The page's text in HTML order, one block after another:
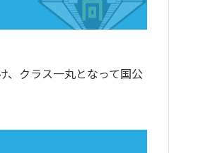
、クラス一丸となって国公